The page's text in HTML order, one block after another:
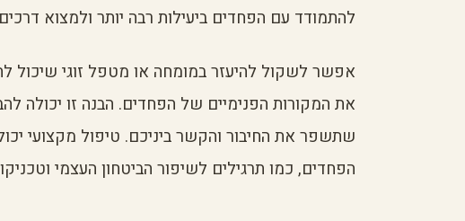
להתמודד עם הפחדים ביעילות רבה יותר ולמצוא
אפשר לשקול להיעזר במומחה או מטפל זוגי שיכול
את המקורות הפנימיים של הפחדים. הבנה זו יכולה
שתשפר את החיבור והקשר ביניכם. טיפול מקצועי
הפחדים, כמו תרגילים לשיפור הביטחון העצמי